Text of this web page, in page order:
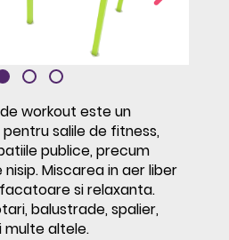
workout este un
salile de fitness,
publice, precum
Miscarea in aer liber
si relaxanta.
balustrade, spalier,
altele.